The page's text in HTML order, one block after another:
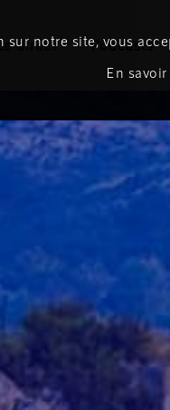
direct Podcasts
sur notre site, vous
En